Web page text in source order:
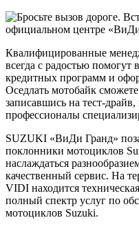
Квалифицированные
всегда с радостью
кредитных программ и
Оседлать мотобайк
записавшись на тест-
профессионалы
SUZUKI «ВиДи Гранд»
поклонники мотоциклов
наслаждаться
качественный сервис. На
VIDI находится
полный спектр услуг по
мотоциклов Suzuki.